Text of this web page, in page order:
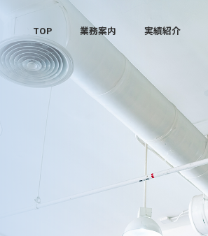
TOP 業務案内 実績紹介